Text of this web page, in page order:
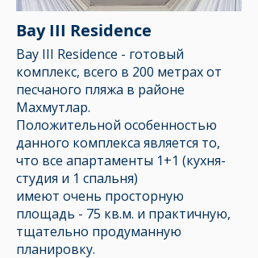
Bay III Residence
Bay III Residence - готовый
комплекс, всего в 200 метрах от
песчаного пляжа в районе
Махмутлар.
Положительной особенностью
данного комплекса является то,
что все апартаменты 1+1 (кухня-
студия и 1 спальня)
имеют очень просторную
площадь - 75 кв.м. и практичную,
тщательно продуманную
планировку.